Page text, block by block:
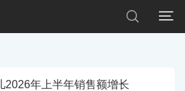


2026年上半年销售额增长